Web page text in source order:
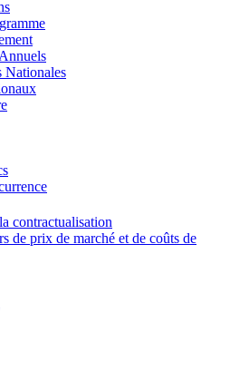
Nationales
contractualisation
de prix de marché et de coûts de